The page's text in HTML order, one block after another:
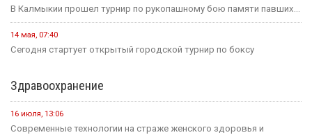
В Калмыкии прошел турнир по рукопашному бою памяти павших...
14 мая, 07:40
Сегодня стартует открытый городской турнир по боксу
Здравоохранение
16 июля, 13:06
Современные технологии на страже женского здоровья и